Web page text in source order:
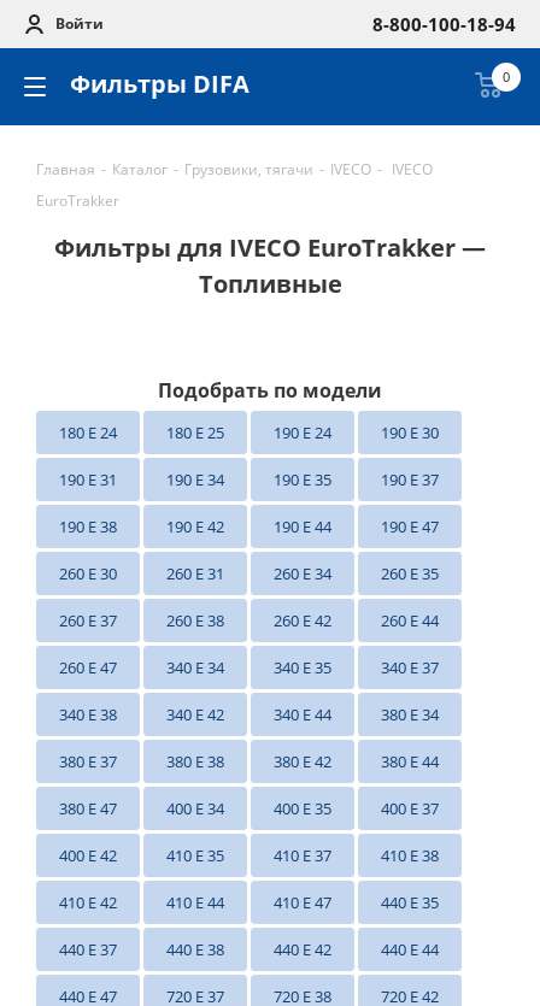
Войти 8-800-100-18-94
Фильтры DIFA 0
Главная - Каталог - Грузовики, тягачи - IVECO - IVECO
EuroTrakker
Фильтры для IVECO EuroTrakker —
Топливные
Подобрать по модели
180 E 24 180 E 25 190 E 24 190 E 30
190 E 31 190 E 34 190 E 35 190 E 37
190 E 38 190 E 42 190 E 44 190 E 47
260 E 30 260 E 31 260 E 34 260 E 35
260 E 37 260 E 38 260 E 42 260 E 44
260 E 47 340 E 34 340 E 35 340 E 37
340 E 38 340 E 42 340 E 44 380 E 34
380 E 37 380 E 38 380 E 42 380 E 44
380 E 47 400 E 34 400 E 35 400 E 37
400 E 42 410 E 35 410 E 37 410 E 38
410 E 42 410 E 44 410 E 47 440 E 35
440 E 37 440 E 38 440 E 42 440 E 44
440 E 47 720 E 37 720 E 38 720 E 42